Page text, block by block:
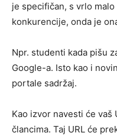
je specifičan, s vrlo
konkurencije, onda je
Npr. studenti kada pišu
Google-a. Isto kao i
portale sadržaj.
Kao izvor navesti će vaš
člancima. Taj URL će